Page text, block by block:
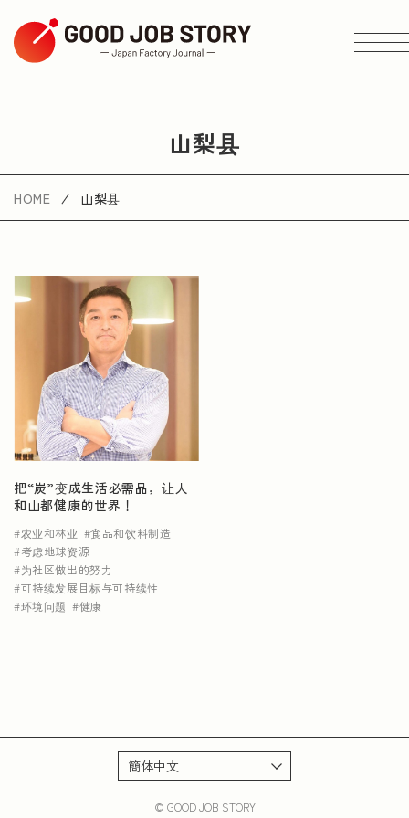
按主题搜索
按地区搜索
按行业搜索
NEWS
山梨县
HOME 山梨县
把“炭”变成生活必需品，让人
和山都健康的世界！
农业和林业
食品和饮料制造
考虑地球资源
为社区做出的努力
可持续发展目标与可持续性
环境问题
健康
© GOOD JOB STORY